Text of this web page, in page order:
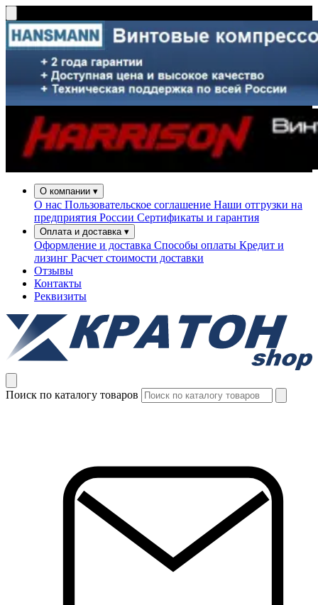
О компании ▾
О нас Пользовательское соглашение Наши отгрузки на
предприятия России Сертификаты и гарантия
Оплата и доставка ▾
Оформление и доставка Способы оплаты Кредит и
лизинг Расчет стоимости доставки
Отзывы
Контакты
Реквизиты
Поиск по каталогу товаров